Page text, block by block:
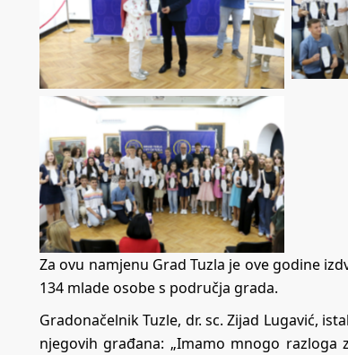
Za ovu namjenu Grad Tuzla je ove godine
134 mlade osobe s područja grada.
Gradonačelnik Tuzle, dr. sc. Zijad Lugavić,
njegovih građana: „Imamo mnogo